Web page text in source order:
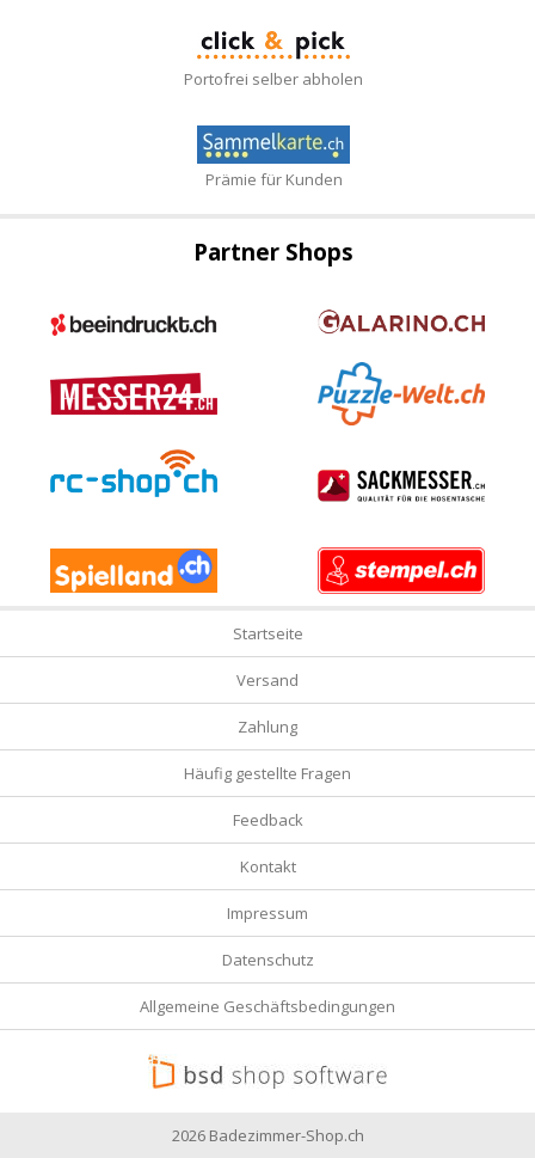
Portofrei selber abholen
Prämie für Kunden
Partner Shops
Startseite
Versand
Zahlung
Häufig gestellte Fragen
Feedback
Kontakt
Impressum
Datenschutz
Allgemeine Geschäftsbedingungen
2026 Badezimmer-Shop.ch